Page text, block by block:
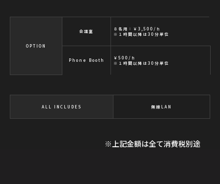
OPTION
会議室
８名用：￥3,500/ｈ
※１時間以降は30分単位
Phone Booth
￥500/ｈ
※１時間以降は30分単位
ALL INCLUDES 無線LAN
※上記金額は全て消費税別途